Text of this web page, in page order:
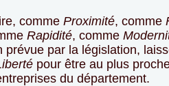
comme Proximité, comme
Rapidité, comme
prévue par la législation,
pour être au plus
du département.